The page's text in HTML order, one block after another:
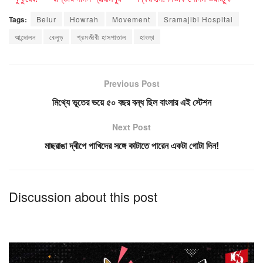
Tags: Belur Howrah Movement
Sramajibi Hospital
আন্দোলন
বেলুড় শ্রমজীবী হাসপাতাল হাওড়া
Previous Post
মিথ্যে ভূতের ভয়ে ৫০ বছর বন্ধ ছিল বাংলার এই স্টেশন
Next Post
মাছরাঙা দ্বীপে পাখিদের সঙ্গে কাটাতে পারেন একটা গোটা দিন!
Discussion about this post